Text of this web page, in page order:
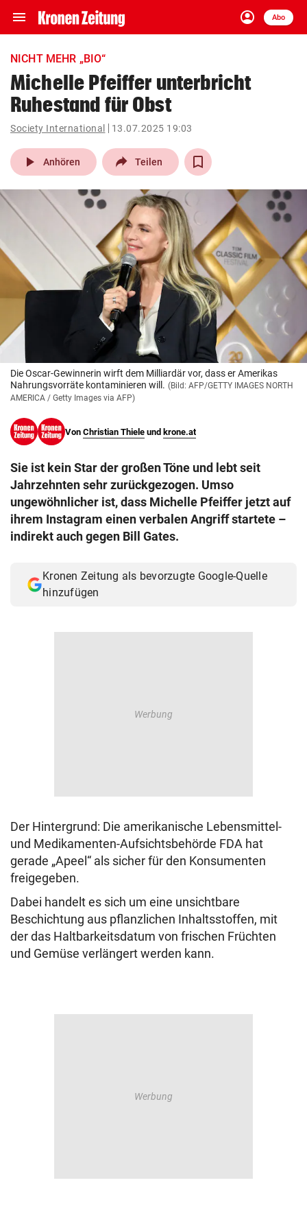
menu Navigation
ein-/ausklappen
account_circle
Anmelden
Abo
close Schließen
account_circle Anmelden
pin_drop
Wien arrow_right
bookmark
search
Suchbegriff
eingeben
© Krone Multimedia GmbH & Co KG 2026
Muthgasse 2, 1190 Wien
NICHT MEHR „BIO“
Michelle Pfeiffer unterbricht
Ruhestand für Obst
Society International 13.07.2025 19:03
play_arrow Anhören Teilen
Die Oscar-Gewinnerin wirft dem Milliardär vor, dass er Amerikas
Nahrungsvorräte kontaminieren will. (Bild: AFP/GETTY IMAGES NORTH
AMERICA / Getty Images via AFP)
Von Christian Thiele und krone.at
Sie ist kein Star der großen Töne und lebt seit
Jahrzehnten sehr zurückgezogen. Umso
ungewöhnlicher ist, dass Michelle Pfeiffer jetzt auf
ihrem Instagram einen verbalen Angriff startete –
indirekt auch gegen Bill Gates.
Kronen Zeitung als bevorzugte Google-Quelle
hinzufügen
Der Hintergrund: Die amerikanische Lebensmittel-
und Medikamenten-Aufsichtsbehörde FDA hat
gerade „Apeel“ als sicher für den Konsumenten
freigegeben.
Dabei handelt es sich um eine unsichtbare
Beschichtung aus pflanzlichen Inhaltsstoffen, mit
der das Haltbarkeitsdatum von frischen Früchten
und Gemüse verlängert werden kann.